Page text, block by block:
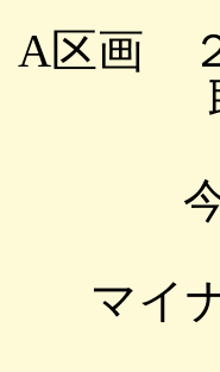
A区画
マイ